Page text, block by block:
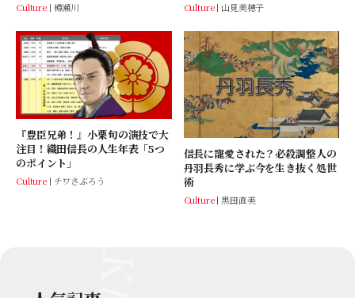
Culture 樽瀬川 Culture 山見美穂子
『豊臣兄弟！』小栗旬の演技で大
注目！織田信長の人生年表「5つ
のポイント」
Culture チワさぶろう
信長に寵愛された？必殺調整人の
丹羽長秀に学ぶ今を生き抜く処世
術
Culture 黒田直美